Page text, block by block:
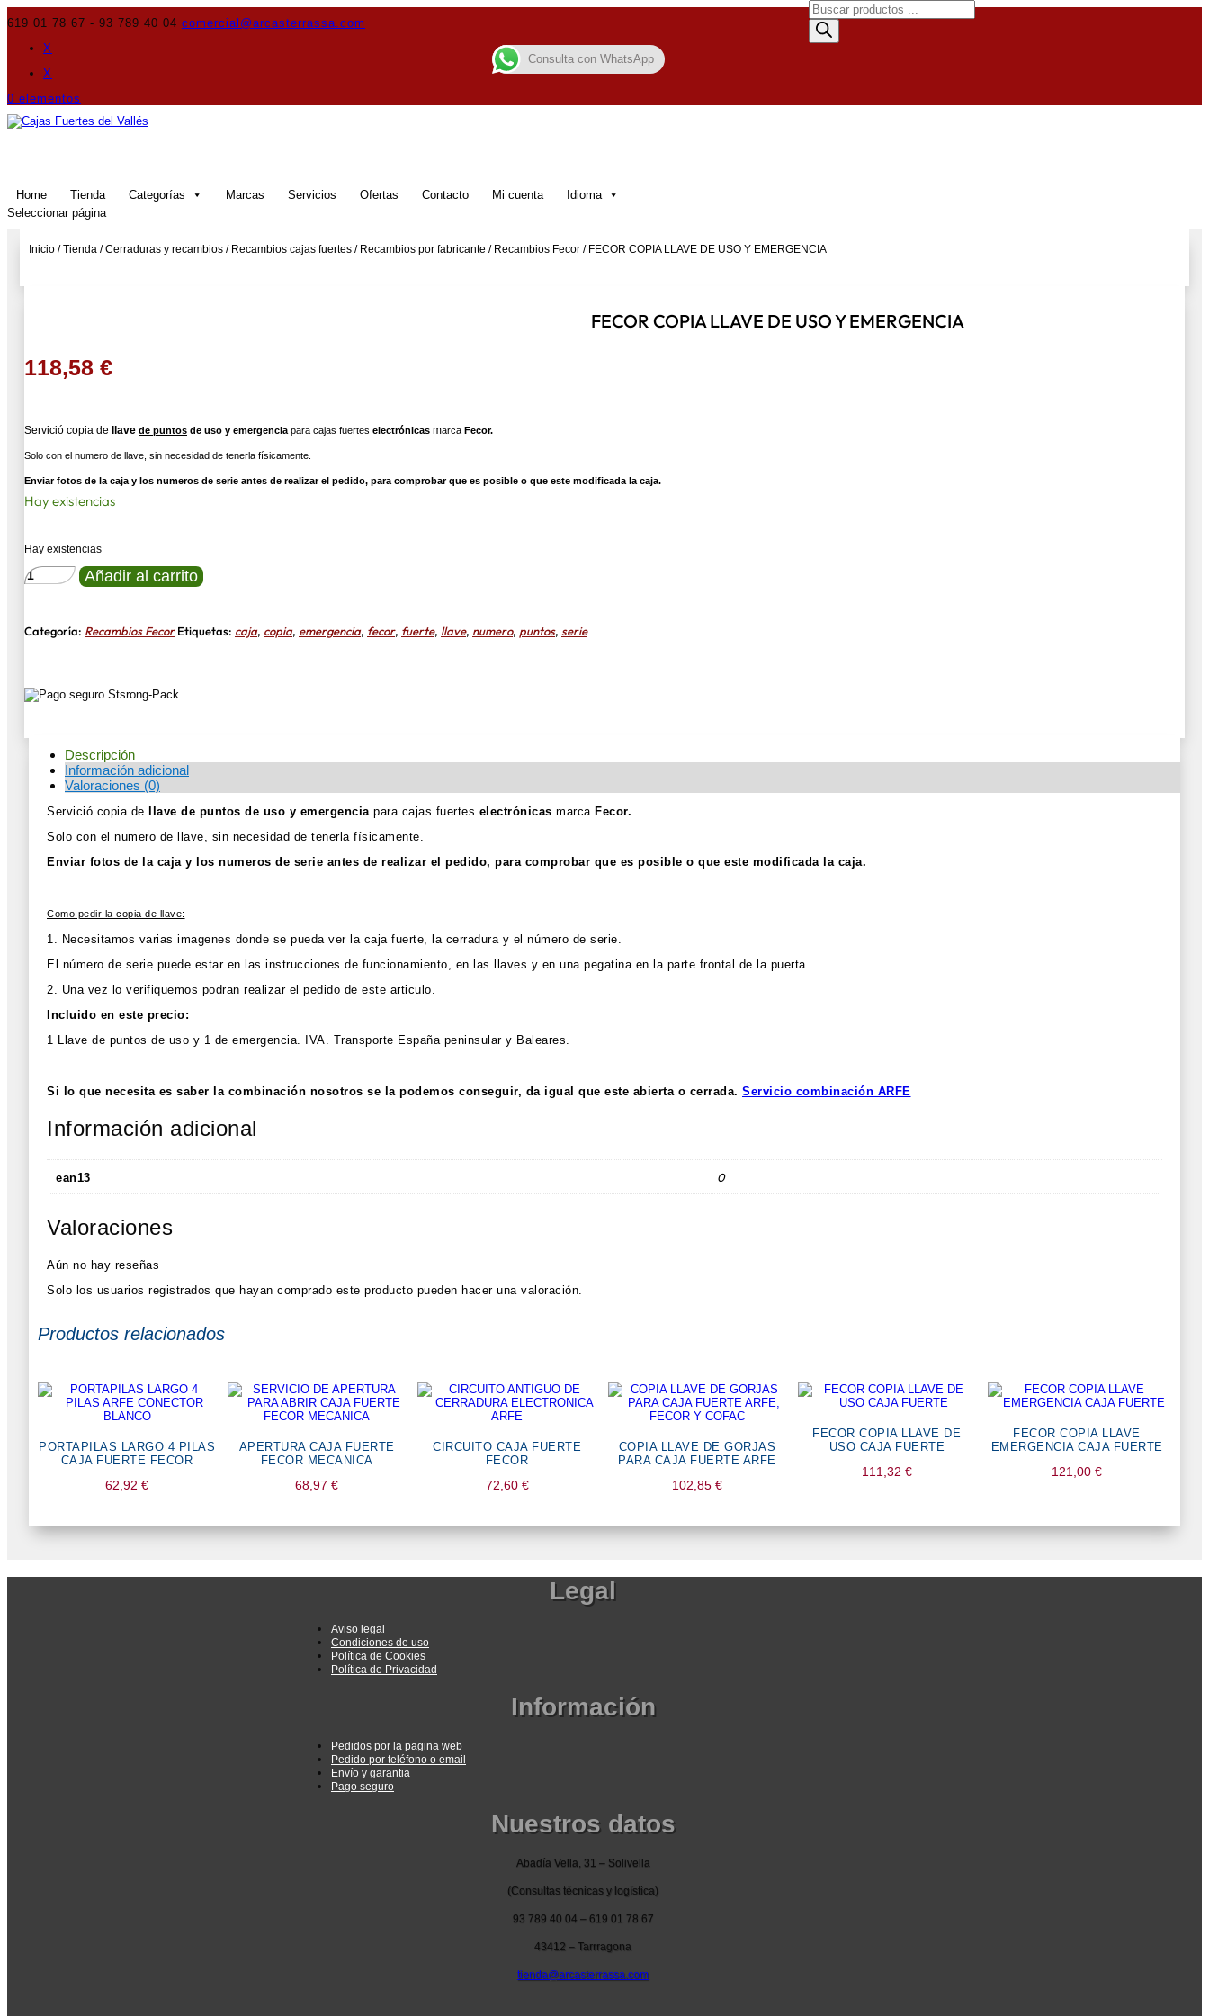
619 01 78 67 - 93 789 40 04 comercial@arcasterrassa.com
X
X
0 elementos
Home Tienda Categorías Marcas Servicios Ofertas Contacto Mi cuenta
Idioma
Seleccionar página
Búsqueda
de
productos
Inicio /Tienda /Cerraduras y recambios / Recambios cajas fuertes / Recambios por fabricante / Recambios Fecor / FECOR COPIA LLAVE DE USO Y EMERGENCIA
FECOR COPIA LLAVE DE USO Y EMERGENCIA
118,58 €
Servició copia de llave de puntos de uso y emergencia para cajas fuertes electrónicas marca Fecor.
Solo con el numero de llave, sin necesidad de tenerla físicamente.
Enviar fotos de la caja y los numeros de serie antes de realizar el pedido, para comprobar que es posible o que este modificada la caja.
Hay existencias
Hay existencias
FECOR
COPIA
USO
Añadir al carrito
Categoría: Recambios Fecor Etiquetas: caja, copia, emergencia, fecor, fuerte, llave, numero, puntos, serie
Descripción
Información adicional
Valoraciones (0)
Servició copia de llave de puntos de uso y emergencia para cajas fuertes electrónicas marca Fecor.
Solo con el numero de llave, sin necesidad de tenerla físicamente.
Enviar fotos de la caja y los numeros de serie antes de realizar el pedido, para comprobar que es posible o que este modificada la caja.
Como pedir la copia de llave:
1. Necesitamos varias imagenes donde se pueda ver la caja fuerte, la cerradura y el número de serie.
El número de serie puede estar en las instrucciones de funcionamiento, en las llaves y en una pegatina en la parte frontal de la puerta.
2. Una vez lo verifiquemos podran realizar el pedido de este articulo.
Incluido en este precio:
1 Llave de puntos de uso y 1 de emergencia. IVA. Transporte España peninsular y Baleares.
Si lo que necesita es saber la combinación nosotros se la podemos conseguir, da igual que este abierta o cerrada. Servicio combinación ARFE
Información adicional
ean13 0
Valoraciones
Aún no hay reseñas
Solo los usuarios registrados que hayan comprado este producto pueden hacer una valoración.
Productos relacionados
PORTAPILAS LARGO 4 PILAS
CAJA FUERTE FECOR
62,92€
APERTURA CAJA FUERTE
FECOR MECANICA
68,97€
CIRCUITO CAJA FUERTE
FECOR
72,60 €
COPIA LLAVE DE GORJAS
PARA CAJA FUERTE ARFE
102,85 €
FECOR COPIA LLAVE DE
USO CAJA FUERTE
111,32 €
FECOR COPIA LLAVE
EMERGENCIA CAJA FUERTE
121,00€
Legal
Aviso legal
Condiciones de uso
Política de Cookies
Política de Privacidad
Información
Pedidos por la pagina web
Pedido por teléfono o email
Envío y garantia
Pago seguro
Nuestros datos
Abadía Vella, 31 – Solivella
(Consultas técnicas y logística)
93 789 40 04 – 619 01 78 67
43412 – Tarrragona
tienda@arcasterrassa.com
Consulta con WhatsApp